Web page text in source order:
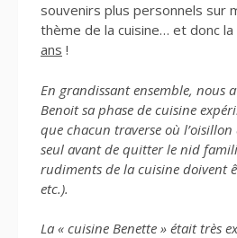
souvenirs plus personnels sur
thème de la cuisine… et donc
ans !
En grandissant ensemble, nous
Benoit sa phase de cuisine
que chacun traverse où
seul avant de quitter le nid
rudiments de la cuisine doivent
etc.).
La « cuisine Benette » était très